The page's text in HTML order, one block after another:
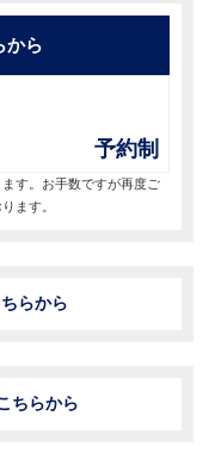
から
予約制
す。お手数ですが再度ご
ます。
らから
ちらから